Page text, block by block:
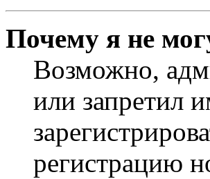
Почему я не
Возможно,
или запретил
регистрацию